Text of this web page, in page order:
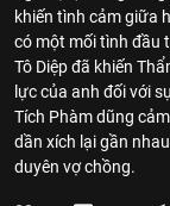
khiến tình cảm giữa
có một mối tình đầu
Tô Diệp đã khiến
lực của anh đối với
Tích Phàm dũng
dần xích lại gần
duyên vợ chồng.